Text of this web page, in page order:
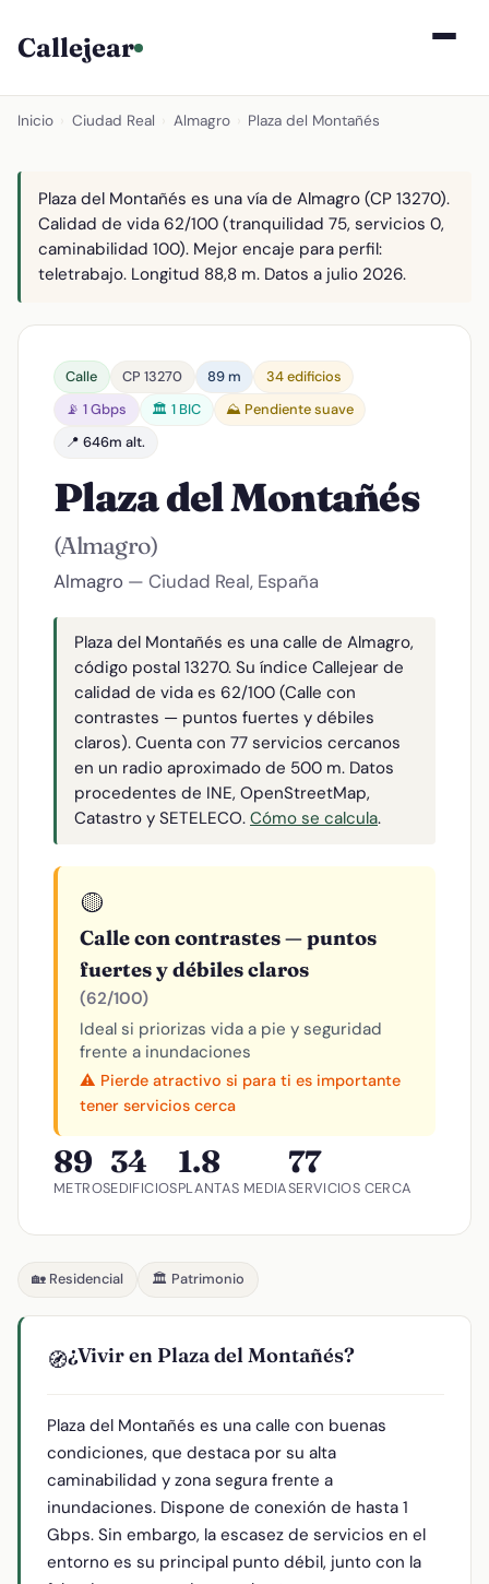
Callejear
Inicio Ciudad Real Almagro Plaza del Montañés
Plaza del Montañés es una vía de Almagro (CP 13270).
Calidad de vida 62/100 (tranquilidad 75, servicios 0,
caminabilidad 100). Mejor encaje para perfil:
teletrabajo. Longitud 88,8 m. Datos a julio 2026.
Calle CP 13270 89 m
34 edificios
📡 1 Gbps
🏛️ 1 BIC
⛰️ Pendiente suave
📍 646m alt.
Plaza del Montañés
(Almagro)
Almagro — Ciudad Real, España
Plaza del Montañés es una calle de Almagro,
código postal 13270. Su índice Callejear de
calidad de vida es 62/100 (Calle con
contrastes — puntos fuertes y débiles
claros). Cuenta con 77 servicios cercanos
en un radio aproximado de 500 m. Datos
procedentes de INE, OpenStreetMap,
Catastro y SETELECO. Cómo se calcula.
🟡
Calle con contrastes — puntos
fuertes y débiles claros
(62/100)
Ideal si priorizas vida a pie y seguridad
frente a inundaciones
⚠️ Pierde atractivo si para ti es importante
tener servicios cerca
89
METROS
34
EDIFICIOS
1.8
PLANTAS MEDIA
77
SERVICIOS CERCA
🏡 Residencial 🏛️ Patrimonio
🧭¿Vivir en Plaza del Montañés?
Plaza del Montañés es una calle con buenas
condiciones, que destaca por su alta
caminabilidad y zona segura frente a
inundaciones. Dispone de conexión de hasta 1
Gbps. Sin embargo, la escasez de servicios en el
entorno es su principal punto débil, junto con la